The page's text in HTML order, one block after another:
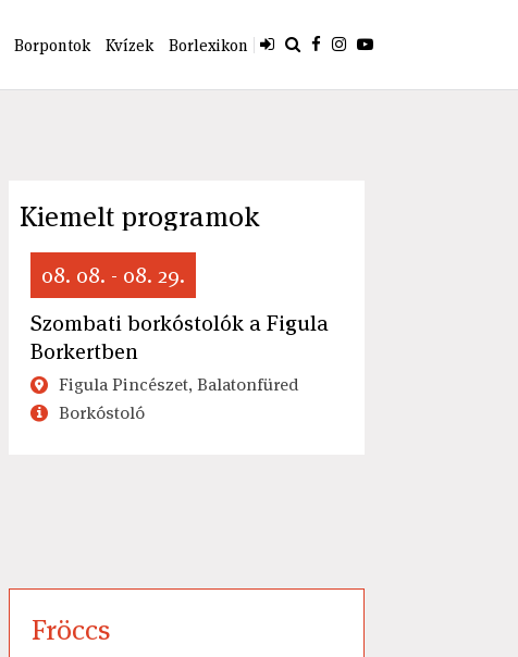
Borpontok Kvízek Borlexikon
Kiemelt programok
08. 08. - 08. 29.
Szombati borkóstolók a Figula
Borkertben
Figula Pincészet, Balatonfüred
Borkóstoló
Fröccs